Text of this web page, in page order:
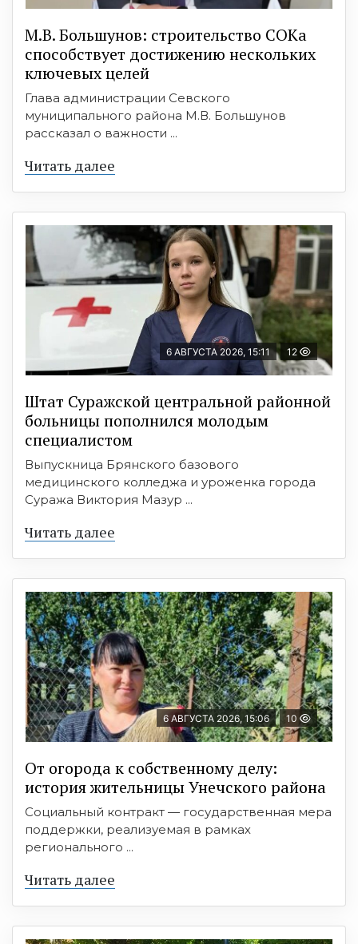
М.В. Большунов: строительство СОКа
способствует достижению нескольких
ключевых целей
Глава администрации Севского
муниципального района М.В. Большунов
рассказал о важности ...
Читать далее
6 АВГУСТА 2026, 15:11 12
Штат Суражской центральной районной
больницы пополнился молодым
специалистом
Выпускница Брянского базового
медицинского колледжа и уроженка города
Суража Виктория Мазур ...
Читать далее
6 АВГУСТА 2026, 15:06 10
От огорода к собственному делу:
история жительницы Унечского района
Социальный контракт — государственная мера
поддержки, реализуемая в рамках
регионального ...
Читать далее